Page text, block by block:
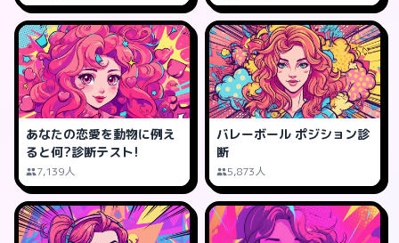
あなたの恋愛を動物に例え
ると何?診断テスト!
7,139人
バレーボール ポジション診
断
5,873人